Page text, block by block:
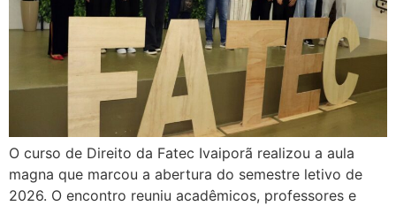
O curso de Direito da Fatec Ivaiporã realizou a aula
magna que marcou a abertura do semestre letivo de
2026. O encontro reuniu acadêmicos, professores e